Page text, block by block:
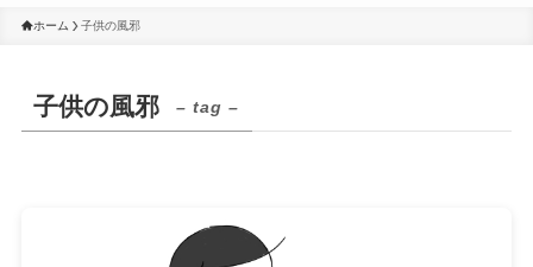
ホーム 子供の風邪
子供の風邪 – tag –